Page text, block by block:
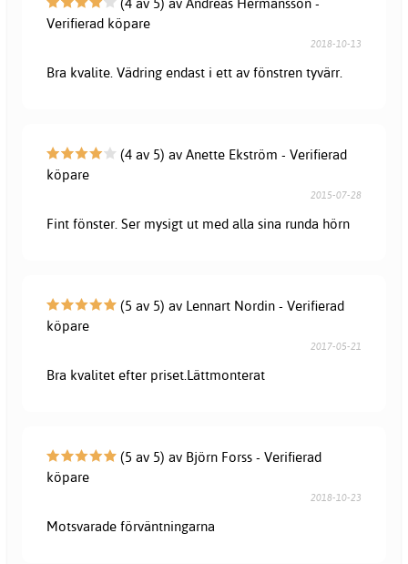
Verifierad köpare
2018-10-13
Bra kvalite. Vädring endast i ett av fönstren tyvärr.
(4 av 5) av Anette Ekström - Verifierad
köpare
2015-07-28
Fint fönster. Ser mysigt ut med alla sina runda hörn
(5 av 5) av Lennart Nordin - Verifierad
köpare
2017-05-21
Bra kvalitet efter priset.Lättmonterat
(5 av 5) av Björn Forss - Verifierad
köpare
2018-10-23
Motsvarade förväntningarna